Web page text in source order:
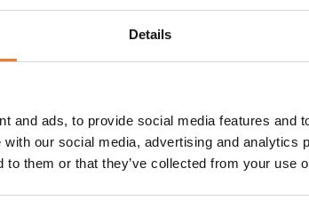
Details
and ads, to provide social media features and
our social media, advertising and analytics
to them or that they’ve collected from your use
Dessertvinsglas ”Impulse” 26
Vattenglas ”Impulse” 32 cl
Varmrättsgaffel ”Opera”
Varmrättskniv ”Opera”
Dessertsked ”Opera”